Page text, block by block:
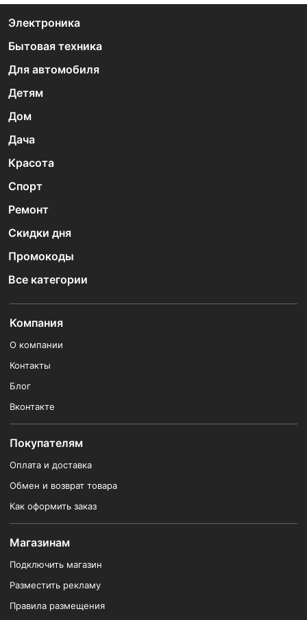
Электроника
Бытовая техника
Для автомобиля
Детям
Дом
Дача
Красота
Спорт
Ремонт
Скидки дня
Промокоды
Все категории
Компания
О компании
Контакты
Блог
Вконтакте
Покупателям
Оплата и доставка
Обмен и возврат товара
Как оформить заказ
Магазинам
Подключить магазин
Разместить рекламу
Правила размещения